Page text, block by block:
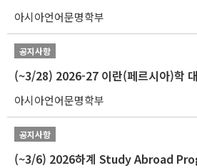
아시아언어문명학부
공지사항
(~3/28) 2026-27 이란(페르시아)학
아시아언어문명학부
공지사항